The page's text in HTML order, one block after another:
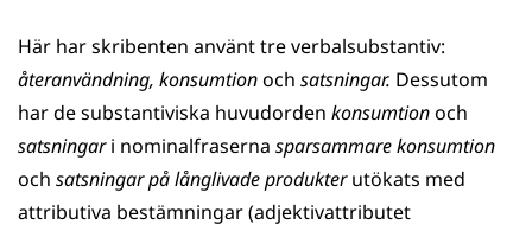
Här har skribenten använt tre verbalsubstantiv:
återanvändning, konsumtionoch satsningar. Dessutom
har de substantiviska huvudorden konsumtionoch
satsningari nominalfraserna sparsammare konsumtion
och satsningar på långlivade produkterutökats med
attributiva bestämningar (adjektivattributet